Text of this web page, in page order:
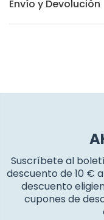
Envío y Devolución
Suscríbete al
descuento de 10 €
descuento
cupones de